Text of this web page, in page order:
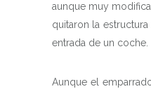
aunque muy
quitaron la
entrada de un coche.
Aunque el